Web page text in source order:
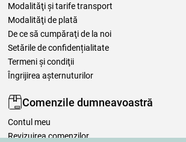
Modalităţi şi tarife transport
Modalităţi de plată
De ce să cumpăraţi de la noi
Setările de confidențialitate
Termeni şi condiţii
Îngrijirea așternuturilor
Comenzile dumneavoastră
Contul meu
Revizuirea comenzilor